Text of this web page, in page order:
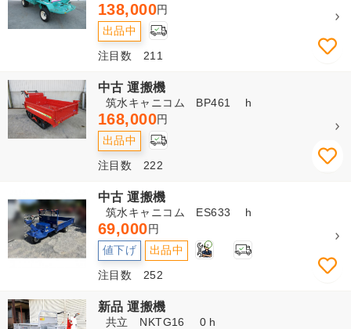
138,000円
出品中
注目数 211
中古 運搬機
筑水キャニコム BP461 h
168,000円
出品中
注目数 222
中古 運搬機
筑水キャニコム ES633 h
69,000円
値下げ 出品中 2
注目数 252
新品 運搬機
共立 NKTG16 0 h